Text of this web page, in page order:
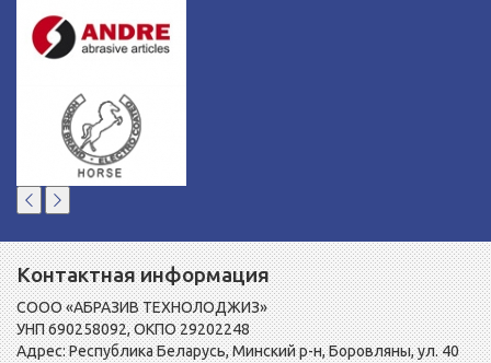
Контактная информация
СООО «АБРАЗИВ ТЕХНОЛОДЖИЗ»
УНП 690258092, ОКПО 29202248
Адрес: Республика Беларусь, Минский р-н, Боровляны, ул. 40